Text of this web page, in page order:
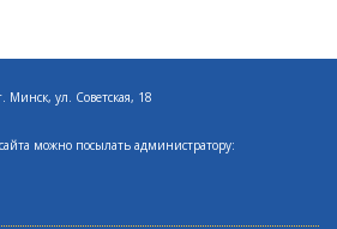
Минск, ул. Советская, 18
можно посылать администратору: